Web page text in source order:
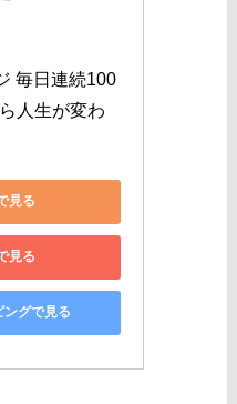
毎日連続100
人生が変わ
見る
見る
グで見る